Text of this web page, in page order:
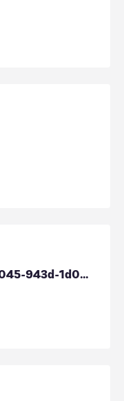
Greenflux/912c1117-7fc4-4045-943d-1d0e2aa3985c